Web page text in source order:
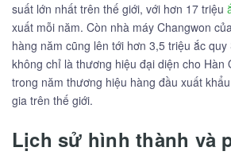
suất lớn nhất trên thế giới, với hơn 17 triệu
xuất mỗi năm. Còn nhà máy Changwon
hàng năm cũng lên tới hơn 3,5 triệu ắc
không chỉ là thương hiệu đại diện cho Hàn
trong năm thương hiệu hàng đầu xuất
gia trên thế giới.
Lịch sử hình thành và